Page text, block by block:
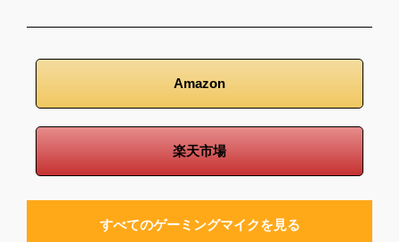
Amazon
楽天市場
すべてのゲーミングマイクを見る